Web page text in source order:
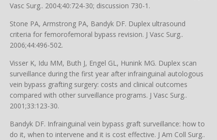
Vasc Surg.. 2004;40:724-30; discussion 730-1.
Stone PA, Armstrong PA, Bandyk DF. Duplex ultrasound
criteria for femorofemoral bypass revision. J Vasc Surg..
2006;44:496-502.
Visser K, Idu MM, Buth J, Engel GL, Hunink MG. Duplex scan
surveillance during the first year after infrainguinal autologous
vein bypass grafting surgery: costs and clinical outcomes
compared with other surveillance programs. J Vasc Surg..
2001;33:123-30.
Bandyk DF. Infrainguinal vein bypass graft surveillance: how to
do it, when to intervene and it is cost effective. J Am Coll Surg..